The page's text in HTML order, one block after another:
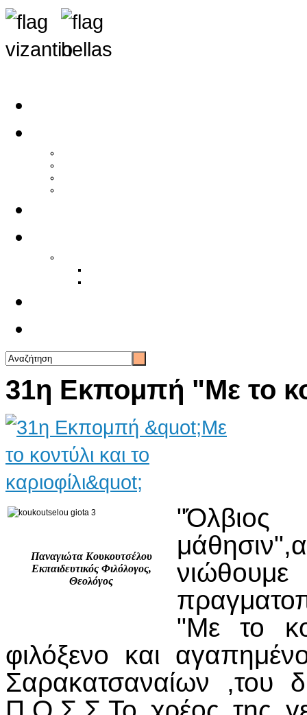
31η Εκπομπή "Με το
Παναγιώτα Κουκουτσέλου
Εκπαιδευτικός Φιλόλογος,
Θεολόγος
"Όλβιος
νιώθουμε
"Με το
φιλόξενο και
Σαρακατσαναίων ,του